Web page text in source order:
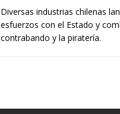
Diversas industrias chilenas
esfuerzos con el Estado y
contrabando y la piratería.